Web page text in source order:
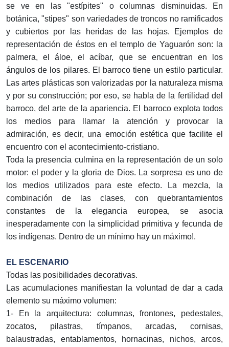
se ve en las "estípites" o columnas disminuidas. En
botánica, "stipes" son variedades de troncos no ramificados
y cubiertos por las heridas de las hojas. Ejemplos de
representación de éstos en el templo de Yaguarón son: la
palmera, el áloe, el acíbar, que se encuentran en los
ángulos de los pilares. El barroco tiene un estilo particular.
Las artes plásticas son valorizadas por la naturaleza misma
y por su construcción; por eso, se habla de la fertilidad del
barroco, del arte de la apariencia. El barroco explota todos
los medios para llamar la atención y provocar la
admiración, es decir, una emoción estética que facilite el
encuentro con el acontecimiento-cristiano.
Toda la presencia culmina en la representación de un solo
motor: el poder y la gloria de Dios. La sorpresa es uno de
los medios utilizados para este efecto. La mezcla, la
combinación de las clases, con quebrantamientos
constantes de la elegancia europea, se asocia
inesperadamente con la simplicidad primitiva y fecunda de
los indígenas. Dentro de un mínimo hay un máximo!.
EL ESCENARIO
Todas las posibilidades decorativas.
Las acumulaciones manifiestan la voluntad de dar a cada
elemento su máximo volumen:
1- En la arquitectura: columnas, frontones, pedestales,
zocatos, pilastras, tímpanos, arcadas, cornisas,
balaustradas, entablamentos, hornacinas, nichos, arcos,